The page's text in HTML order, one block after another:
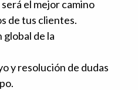
el mejor camino
de tus clientes.
global de la
y resolución de dudas